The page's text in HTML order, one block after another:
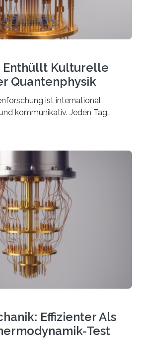
Enthüllt Kulturelle
Quantenphysik
ist international
kommunikativ. Jeden Tag
eng zusammenarbeiten. Neue
Dies ist der Alltag in
die dieses Jahr 100
weshalb die UNESCO 2025 zum
der Quantenwissenschaft und -
hat. Doch nun hat eine
um den
Effizienter Als
Test